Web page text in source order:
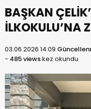
BAŞKAN
İLKOKULU’NA
03.06.2026 14:09
- 485 viewskez okundu